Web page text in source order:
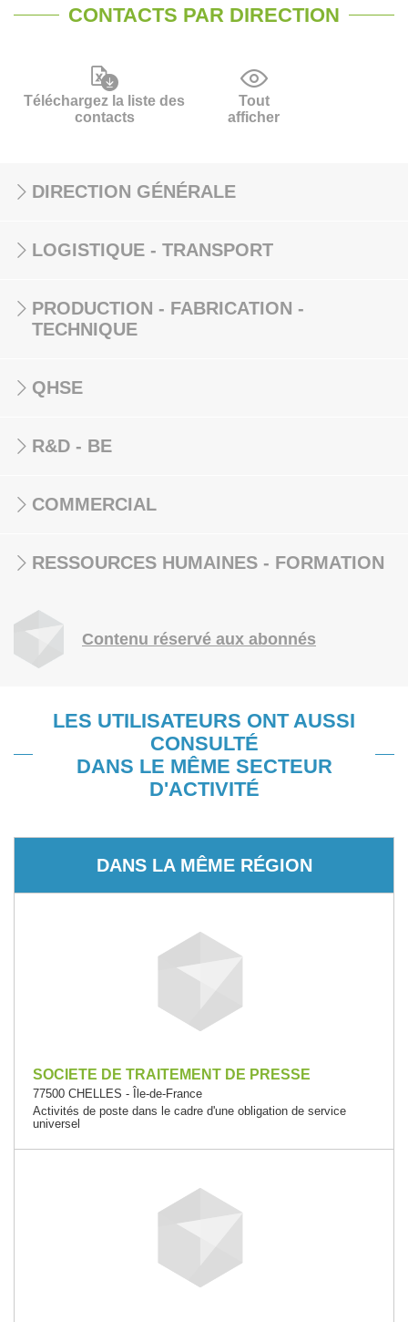
CONTACTS PAR DIRECTION
Téléchargez la liste des
contacts
Tout
afficher
DIRECTION GÉNÉRALE
LOGISTIQUE - TRANSPORT
PRODUCTION - FABRICATION -
TECHNIQUE
QHSE
R&D - BE
COMMERCIAL
RESSOURCES HUMAINES - FORMATION
Contenu réservé aux abonnés
LES UTILISATEURS ONT AUSSI
CONSULTÉ
DANS LE MÊME SECTEUR
D'ACTIVITÉ
DANS LA MÊME RÉGION
SOCIETE DE TRAITEMENT DE PRESSE
77500 CHELLES - Île-de-France
Activités de poste dans le cadre d'une obligation de service
universel